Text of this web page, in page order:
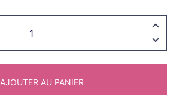
les
de
AJOUTER AU PANIER